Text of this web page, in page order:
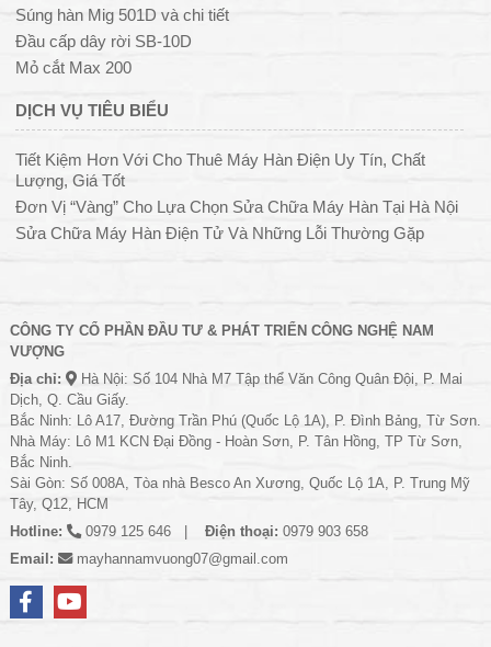
Súng hàn Mig 501D và chi tiết
Đầu cấp dây rời SB-10D
Mỏ cắt Max 200
DỊCH VỤ TIÊU BIỂU
Tiết Kiệm Hơn Với Cho Thuê Máy Hàn Điện Uy Tín, Chất
Lượng, Giá Tốt
Đơn Vị “Vàng” Cho Lựa Chọn Sửa Chữa Máy Hàn Tại Hà Nội
Sửa Chữa Máy Hàn Điện Tử Và Những Lỗi Thường Gặp
CÔNG TY CỔ PHẦN ĐẦU TƯ & PHÁT TRIỂN CÔNG NGHỆ NAM
VƯỢNG
Địa chỉ:
Hà Nội: Số 104 Nhà M7 Tập thể Văn Công Quân Đội, P. Mai
Dịch, Q. Cầu Giấy.
Bắc Ninh: Lô A17, Đường Trần Phú (Quốc Lộ 1A), P. Đình Bảng, Từ Sơn.
Nhà Máy: Lô M1 KCN Đại Đồng - Hoàn Sơn, P. Tân Hồng, TP Từ Sơn,
Bắc Ninh.
Sài Gòn: Số 008A, Tòa nhà Besco An Xương, Quốc Lộ 1A, P. Trung Mỹ
Tây, Q12, HCM
Hotline:
0979 125 646 Điện thoại: 0979 903 658
Email:
mayhannamvuong07@gmail.com